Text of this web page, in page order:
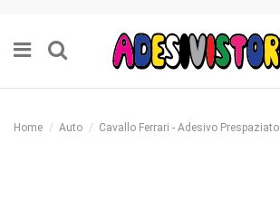
Home Auto Cavallo Ferrari - Adesivo Prespaziato